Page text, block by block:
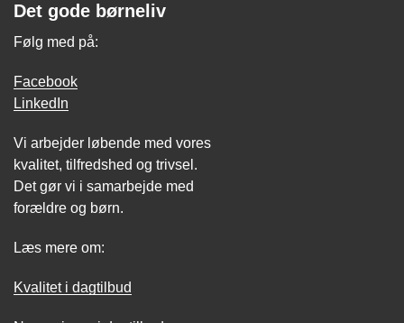
Det gode børneliv
Følg med på:
Facebook
LinkedIn
Vi arbejder løbende med vores
kvalitet, tilfredshed og trivsel.
Det gør vi i samarbejde med
forældre og børn.
Læs mere om:
Kvalitet i dagtilbud